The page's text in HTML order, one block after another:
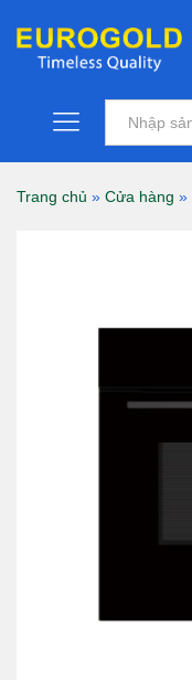
Trang chủ » Cửa hàng »